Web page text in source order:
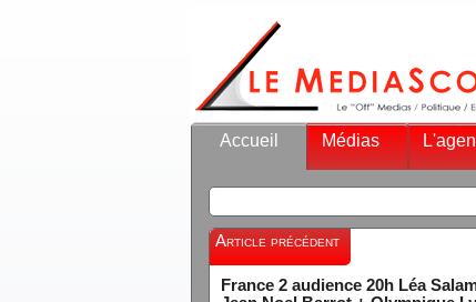
Accueil Médias
Article précédent
France 2 audience 20h Léa